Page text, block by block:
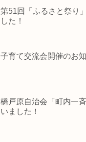
第51回「ふるさと祭り
した！
子育て交流会開催のお
橋戸原自治会「町内一
いました！